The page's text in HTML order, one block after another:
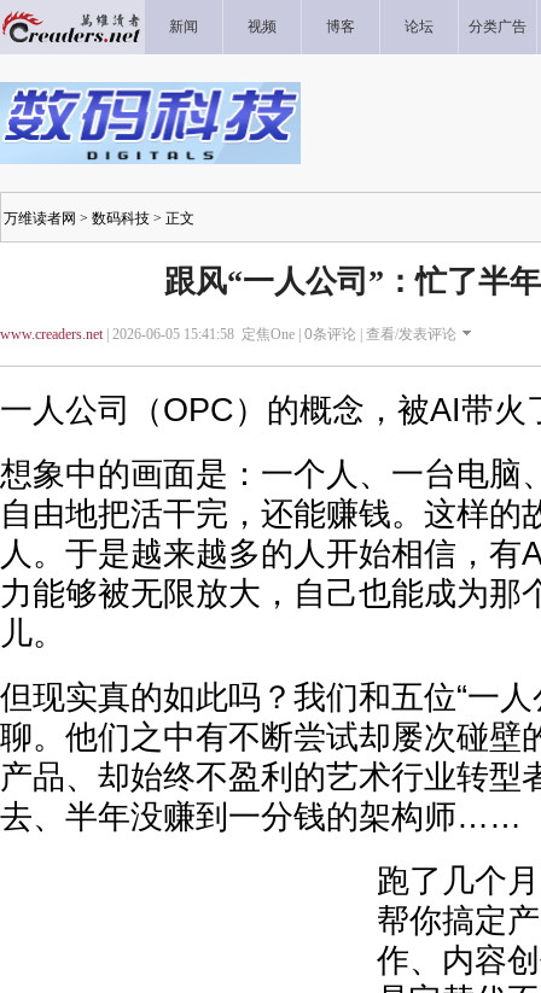
新闻 视频 博客 论坛 分类广告
万维读者网 > 数码科技 > 正文
跟风“一人公司”：忙了半
www.creaders.net| 2026-06-05 15:41:58 定焦One | 0条评论 | 查看/发表评论
一人公司 （OPC）的概念，被AI带火
想象中的画面是：一个人、一台电脑
自由地把活干完，还能赚钱。这样的
人。于是越来越多的人开始相信，有
力能够被无限放大，自己也能成为那
儿。
但现实真的如此吗？我们和五位“一
聊。他们之中有不断尝试却屡次碰壁
产品、却始终不盈利的艺术行业转型
去、半年没赚到一分钱的架构师……
跑了几个
帮你搞定
作、内容